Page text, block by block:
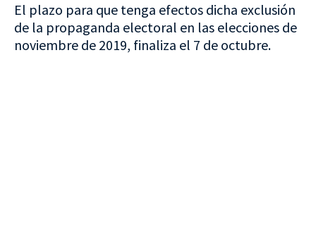
El plazo para que tenga efectos dicha exclusión
de la propaganda electoral en las elecciones de
noviembre de 2019, finaliza el 7 de octubre.